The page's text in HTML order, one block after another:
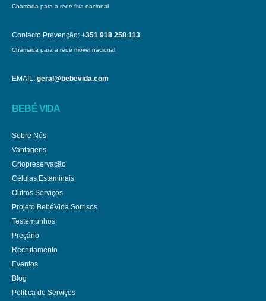
Chamada para a rede fixa nacional
Contacto Prevenção: +351 918 258 113
Chamada para a rede móvel nacional
EMAIL: geral@bebevida.com
BEBÉ VIDA
Sobre Nós
Vantagens
Criopreservação
Células Estaminais
Outros Serviços
Projeto BebéVida Sorrisos
Testemunhos
Preçário
Recrutamento
Eventos
Blog
Política de Serviços